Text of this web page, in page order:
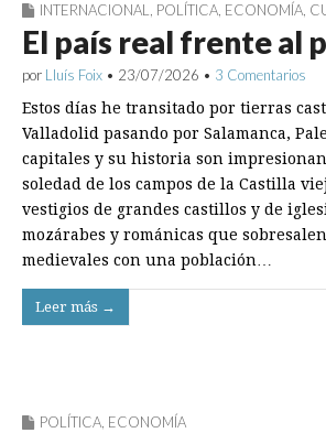
INTERNACIONAL POLÍTICA ECONOMÍA
El país real frente al
por Lluís Foix • 23/07/2026 • 3 Comentarios
Estos días he transitado por tierras
Valladolid pasando por Salamanca,
capitales y su historia son
soledad de los campos de la Castilla
vestigios de grandes castillos y de
mozárabes y románicas que
medievales con una población…
Leer más →
POLÍTICA ECONOMÍA